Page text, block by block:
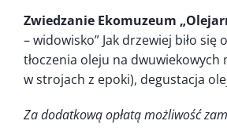
Zwiedzanie Ekomuzeum
– widowisko” Jak drzewiej biło się
tłoczenia oleju na dwuwiekowych
w strojach z epoki), degustacja
Za dodatkową opłatą możliwość